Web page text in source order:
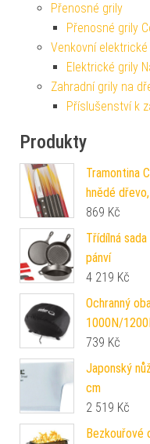
Přenosné grily
Přenosné grily
Venkovní
Elektrické grily
Zahradní grily na
Příslušenství k
Produkty
Tramontina
hnědé
869 Kč
Třídílná
pánví
4 219 Kč
Ochranný
1000N/
739 Kč
Japonský
cm
2 519 Kč